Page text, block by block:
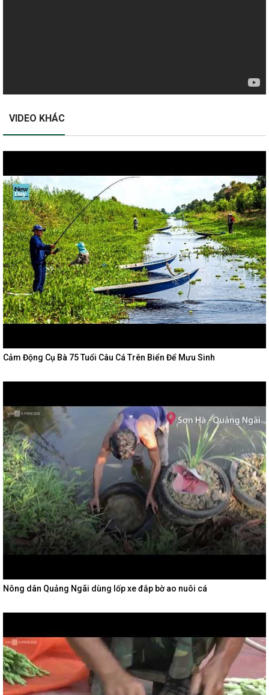
VIDEO KHÁC
Cảm Động Cụ Bà 75 Tuổi Câu Cá Trên Biển Để Mưu Sinh
Nông dân Quảng Ngãi dùng lốp xe đắp bờ ao nuôi cá